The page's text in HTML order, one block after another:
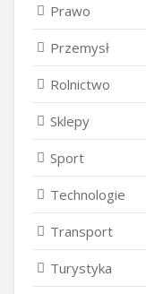
Prawo
Przemysł
Rolnictwo
Sklepy
Sport
Technologie
Transport
Turystyka